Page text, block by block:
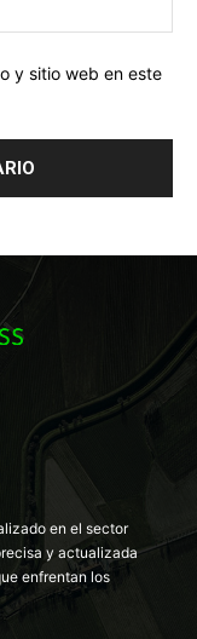
y sitio web en este
en el sector
y actualizada
enfrentan los